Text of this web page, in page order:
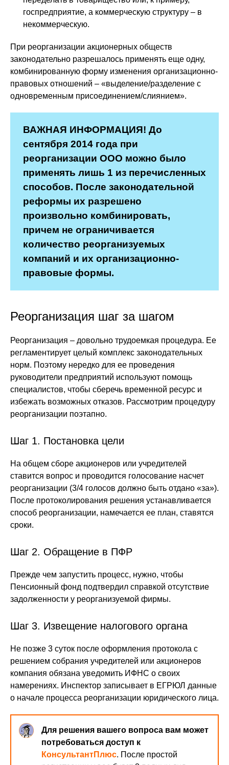
госпредприятие, а коммерческую структуру – в
некоммерческую.
При реорганизации акционерных обществ
законодательно разрешалось применять еще одну,
комбинированную форму изменения организационно-
правовых отношений – «выделение/разделение с
одновременным присоединением/слиянием».
ВАЖНАЯ ИНФОРМАЦИЯ! До
сентября 2014 года при
реорганизации ООО можно было
применять лишь 1 из перечисленных
способов. После законодательной
реформы их разрешено
произвольно комбинировать,
причем не ограничивается
количество реорганизуемых
компаний и их организационно-
правовые формы.
Реорганизация шаг за шагом
Реорганизация – довольно трудоемкая процедура. Ее
регламентирует целый комплекс законодательных
норм. Поэтому нередко для ее проведения
руководители предприятий используют помощь
специалистов, чтобы сберечь временной ресурс и
избежать возможных отказов. Рассмотрим процедуру
реорганизации поэтапно.
Шаг 1. Постановка цели
На общем сборе акционеров или учредителей
ставится вопрос и проводится голосование насчет
реорганизации (3/4 голосов должно быть отдано «за»).
После протоколирования решения устанавливается
способ реорганизации, намечается ее план, ставятся
сроки.
Шаг 2. Обращение в ПФР
Прежде чем запустить процесс, нужно, чтобы
Пенсионный фонд подтвердил справкой отсутствие
задолженности у реорганизуемой фирмы.
Шаг 3. Извещение налогового органа
Не позже 3 суток после оформления протокола с
решением собрания учредителей или акционеров
компания обязана уведомить ИФНС о своих
намерениях. Инспектор записывает в ЕГРЮЛ данные
о начале процесса реорганизации юридического лица.
Для решения вашего вопроса вам может
потребоваться доступ к
КонсультантПлюс. После простой